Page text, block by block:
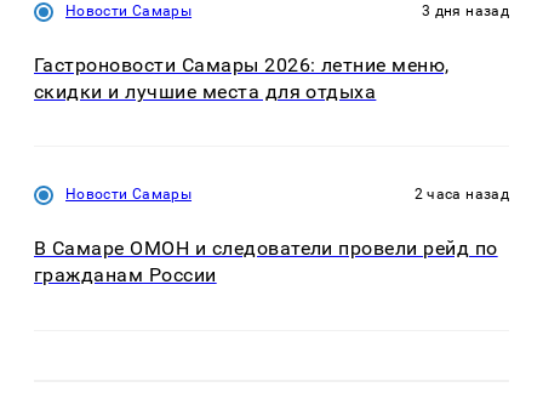
Новости Самары 3 дня назад
Гастроновости Самары 2026: летние меню,
скидки и лучшие места для отдыха
Новости Самары 2 часа назад
В Самаре ОМОН и следователи провели рейд по
гражданам России